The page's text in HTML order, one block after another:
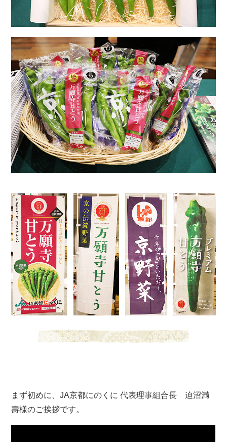
まず初めに、JA京都にのくに 代表理事組合長 迫沼満
壽様のご挨拶です。